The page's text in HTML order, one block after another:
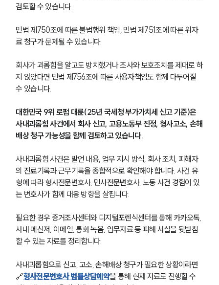
검토할 수 있습니다.
민법 제750조에 따른 불법행위 책임, 민법 제751조에 따른 위자
료 청구가 문제될 수 있습니다.
회사가 괴롭힘을 알고도 방치했거나 조사와 보호조치를 제대로 하
지 않았다면 민법 제756조에 따른 사용자책임도 함께 다투어질
수 있습니다.
대한민국 9위 로펌 대륜(25년 국세청 부가가치세 신고 기준)은
사내괴롭힘 사건에서 회사 신고, 고용노동부 진정, 형사고소, 손해
배상 청구 가능성을 함께 검토하고 있습니다.
사내괴롭힘 사건은 발언 내용, 업무 지시 방식, 회사 조치, 피해자
의 진료기록과 근무기록을 종합적으로 확인해야 합니다. 사건 유
형에 따라 형사전문변호사, 민사전문변호사, 노동 사건 경험이 있
는 변호사가 함께 대응 방향을 살핍니다.
필요한 경우 증거조사센터와 디지털포렌식센터를 통해 카카오톡,
사내 메신저, 이메일, 통화 녹음, 업무자료 등 피해 사실을 뒷받침
할 수 있는 자료를 정리합니다.
사내괴롭힘으로 신고, 고소, 손해배상 청구가 필요한 상황이라면
🔗형사전문변호사 법률상담예약을 통해 현재 자료로 진행할 수